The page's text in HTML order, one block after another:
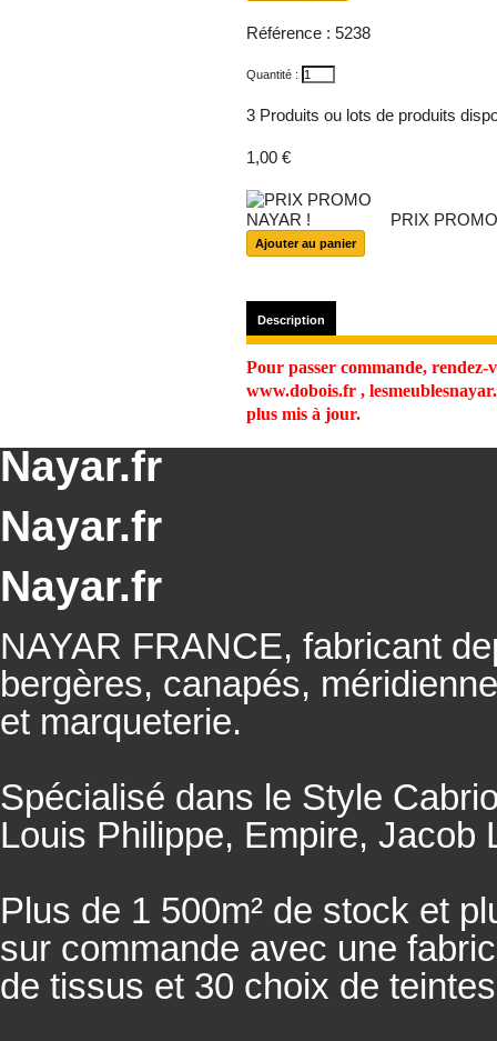
Référence : 5238
Quantité :
3 Produits ou lots de produits
1,00 €
PRIX
Description
Pour passer commande,
www.dobois.fr ,
plus mis à jour.
Nayar.fr
Nayar.fr
Nayar.fr
NAYAR FRANCE, fabricant
bergères, canapés,
et marqueterie.
Spécialisé dans le Style
Louis Philippe, Empire, Jacob
Plus de 1 500m² de stock et
sur commande avec une
de tissus et 30 choix de